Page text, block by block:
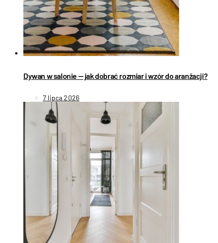
Dywan w salonie — jak dobrać rozmiar i wzór do aranżacji?
7 lipca 2026